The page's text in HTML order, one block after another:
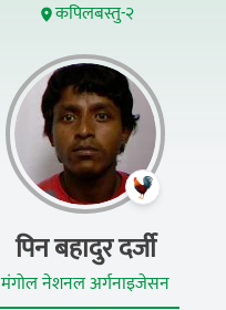
कपिलबस्तु-२
पिन बहादुर दर्जी
मंगोल नेशनल अर्गनाइजेसन